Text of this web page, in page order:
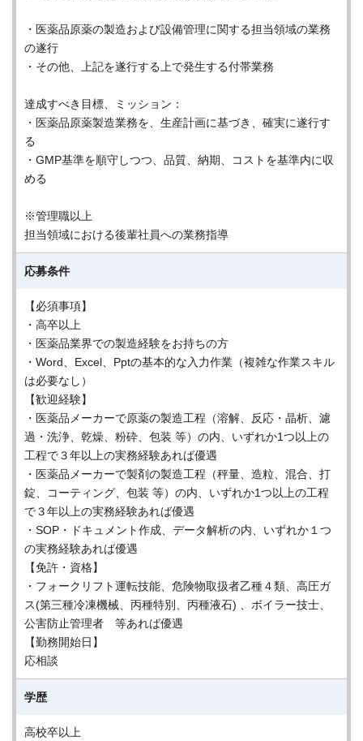
・医薬品原薬の製造および設備管理に関する担当領域の業務
の遂行
・その他、上記を遂行する上で発生する付帯業務
達成すべき目標、ミッション：
・医薬品原薬製造業務を、生産計画に基づき、確実に遂行す
る
・GMP基準を順守しつつ、品質、納期、コストを基準内に収
める
※管理職以上
担当領域における後輩社員への業務指導
応募条件
【必須事項】
・高卒以上
・医薬品業界での製造経験をお持ちの方
・Word、Excel、Pptの基本的な入力作業（複雑な作業スキル
は必要なし）
【歓迎経験】
・医薬品メーカーで原薬の製造工程（溶解、反応・晶析、濾
過・洗浄、乾燥、粉砕、包装 等）の内、いずれか1つ以上の
工程で３年以上の実務経験あれば優遇
・医薬品メーカーで製剤の製造工程（秤量、造粒、混合、打
錠、コーティング、包装 等）の内、いずれか1つ以上の工程
で３年以上の実務経験あれば優遇
・SOP・ドキュメント作成、データ解析の内、いずれか１つ
の実務経験あれば優遇
【免許・資格】
・フォークリフト運転技能、危険物取扱者乙種４類、高圧ガ
ス(第三種冷凍機械、丙種特別、丙種液石) 、ボイラー技士、
公害防止管理者 等あれば優遇
【勤務開始日】
応相談
学歴
高校卒以上